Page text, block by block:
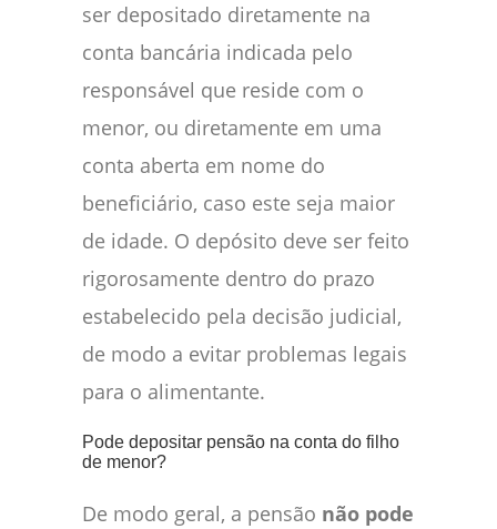
ser depositado diretamente na
conta bancária indicada pelo
responsável que reside com o
menor, ou diretamente em uma
conta aberta em nome do
beneficiário, caso este seja maior
de idade. O depósito deve ser feito
rigorosamente dentro do prazo
estabelecido pela decisão judicial,
de modo a evitar problemas legais
para o alimentante.
Pode depositar pensão na conta do filho
de menor?
De modo geral, a pensão não pode